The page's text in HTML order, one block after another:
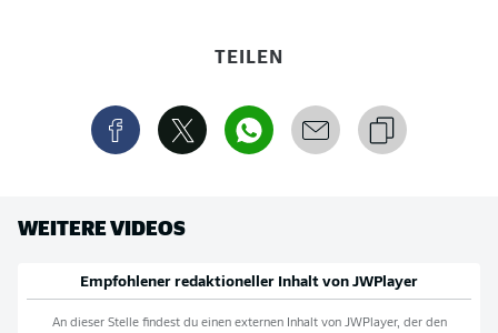
TEILEN
WEITERE VIDEOS
Empfohlener redaktioneller Inhalt von JWPlayer
An dieser Stelle findest du einen externen Inhalt von JWPlayer, der den